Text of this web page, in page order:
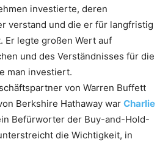
investierte, deren
verstand und die er für langfristig
Er legte großen Wert auf
und des Verständnisses für die
man investiert.
von Warren Buffett
Berkshire Hathaway war Charlie
Befürworter der Buy-and-Hold-
die Wichtigkeit, in